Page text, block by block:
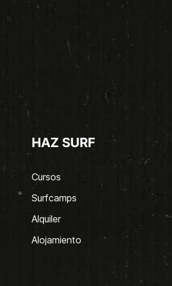
HAZ SURF
Cursos
Surfcamps
Alquiler
Alojamiento